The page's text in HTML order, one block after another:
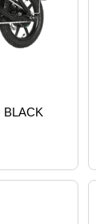
BLACK